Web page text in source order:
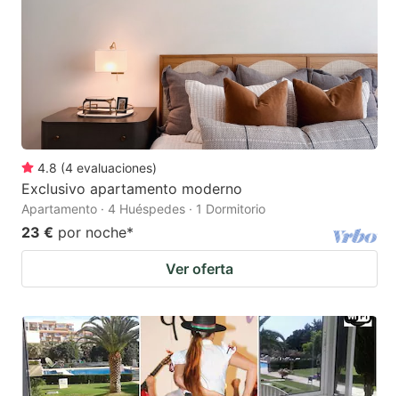
4.8 (4 evaluaciones)
Exclusivo apartamento moderno
Apartamento · 4 Huéspedes · 1 Dormitorio
23 € por noche*
Ver oferta